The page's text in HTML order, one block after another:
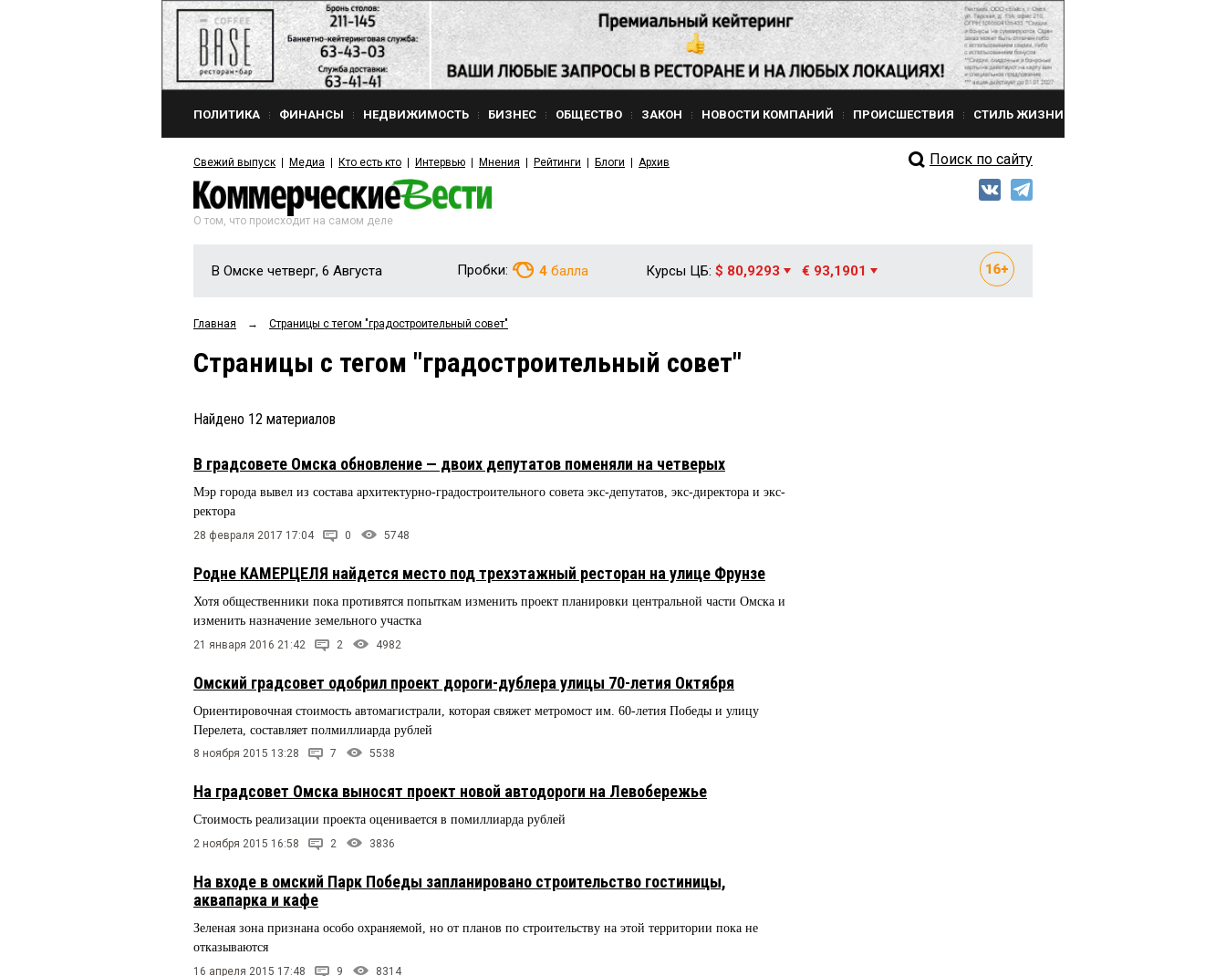
ПОЛИТИКА ФИНАНСЫ НЕДВИЖИМОСТЬ БИЗНЕС ОБЩЕСТВО ЗАКОН НОВОСТИ КОМПАНИЙ ПРОИСШЕСТВИЯ СТИЛЬ ЖИЗНИ
Свежий выпуск Медиа Кто есть кто Интервью Мнения Рейтинги Блоги Архив Поиск по сайту
О том, что происходит на самом деле
В Омске четверг, 6 Августа Пробки: 4 балла Курсы ЦБ: $ 80,9293 € 93,1901
Главная → Страницы c тегом "градостроительный совет"
Страницы c тегом "градостроительный совет"
Найдено 12 материалов
В градсовете Омска обновление — двоих депутатов поменяли на четверых
Мэр города вывел из состава архитектурно-градостроительного совета экс-депутатов, экс-директора и экс-
ректора
28 февраля 2017 17:04 0 5748
Родне КАМЕРЦЕЛЯ найдется место под трехэтажный ресторан на улице Фрунзе
Хотя общественники пока противятся попыткам изменить проект планировки центральной части Омска и
изменить назначение земельного участка
21 января 2016 21:42 2 4982
Омский градсовет одобрил проект дороги-дублера улицы 70-летия Октября
Ориентировочная стоимость автомагистрали, которая свяжет метромост им. 60-летия Победы и улицу
Перелета, составляет полмиллиарда рублей
8 ноября 2015 13:28 7 5538
На градсовет Омска выносят проект новой автодороги на Левобережье
Стоимость реализации проекта оценивается в помиллиарда рублей
2 ноября 2015 16:58 2 3836
На входе в омский Парк Победы запланировано строительство гостиницы,
аквапарка и кафе
Зеленая зона признана особо охраняемой, но от планов по строительству на этой территории пока не
отказываются
16 апреля 2015 17:48 9 8314